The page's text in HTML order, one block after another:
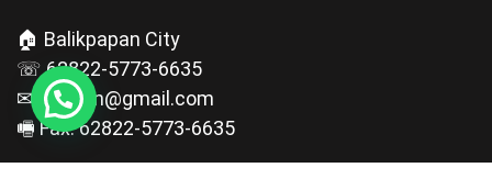
🏠 Balikpapan City
☏ 62822-5773-6635
✉ pgt.bpn@gmail.com
🖷 Fax: 62822-5773-6635